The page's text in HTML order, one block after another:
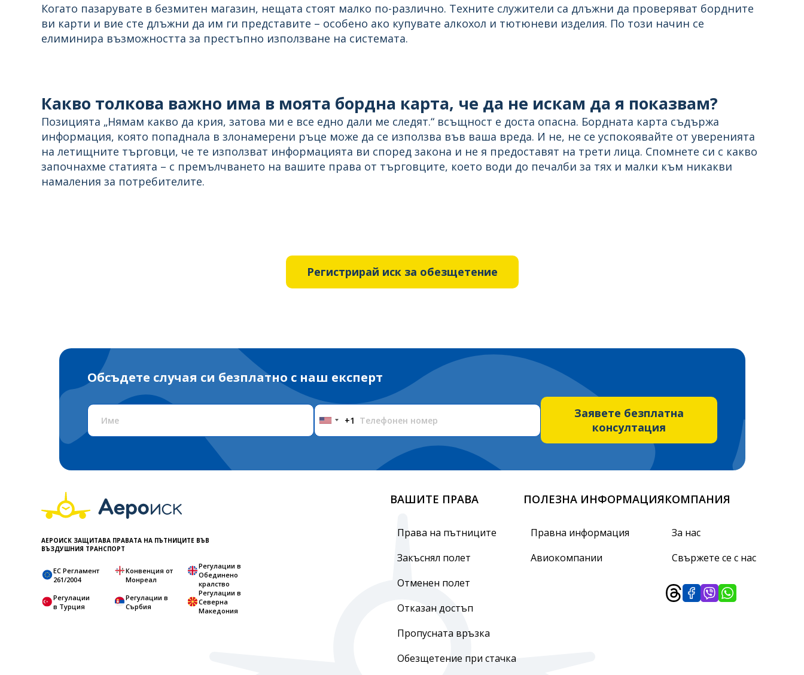
Когато пазарувате в безмитен магазин, нещата стоят малко по-различно. Техните служители са длъжни да проверяват бордните
ви карти и вие сте длъжни да им ги представите – особено ако купувате алкохол и тютюневи изделия. По този начин се
елиминира възможността за престъпно използване на системата.
Какво толкова важно има в моята бордна карта, че да не искам да я показвам?
Позицията „Нямам какво да крия, затова ми е все едно дали ме следят.“ всъщност е доста опасна. Бордната карта съдържа
информация, която попаднала в злонамерени ръце може да се използва във ваша вреда. И не, не се успокоявайте от уверенията
на летищните търговци, че те използват информацията ви според закона и не я предоставят на трети лица. Спомнете си с какво
започнахме статията – с премълчването на вашите права от търговците, което води до печалби за тях и малки към никакви
намаления за потребителите.
Регистрирай иск за обезщетение
Обсъдете случая си безплатно с наш експерт
United
States
+1
Заявете безплатна
консултация
АЕРОИСК ЗАЩИТАВА ПРАВАТА НА ПЪТНИЦИТЕ ВЪВ
ВЪЗДУШНИЯ ТРАНСПОРТ
ЕС Регламент
261/2004
Конвенция от
Монреал
Регулации в
Обединено
кралство
Регулации
в Турция
Регулации в
Сърбия
Регулации в
Северна
Македония
ВАШИТЕ ПРАВА
Права на пътниците
Закъснял полет
Отменен полет
Отказан достъп
Пропусната връзка
Обезщетение при стачка
ПОЛЕЗНА ИНФОРМАЦИЯ
Правна информация
Авиокомпании
КОМПАНИЯ
За нас
Свържете се с нас